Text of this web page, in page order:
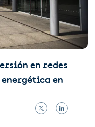
en redes
en